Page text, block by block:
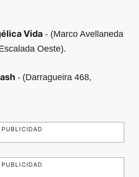
Vida - (Marco Avellaneda
Oeste).
- (Darragueira 468,
PUBLICIDAD
PUBLICIDAD